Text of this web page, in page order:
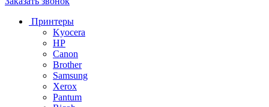
Принтеры
Kyocera
HP
Canon
Brother
Samsung
Xerox
Pantum